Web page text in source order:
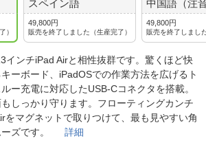
）
スペイン語
49,800円
販売を終了しました（生産完了）
中国語（注
49,800円
販売を終了しまし
インチiPad Airと相性抜群です。驚くほど快
ーボード、iPadOSでの作業方法を広げるト
ー充電に対応したUSB-Cコネクタを搭載。
しっかり守ります。フローティングカンチ
をマグネットで取りつけて、最も見やすい角
ーズです。 詳細